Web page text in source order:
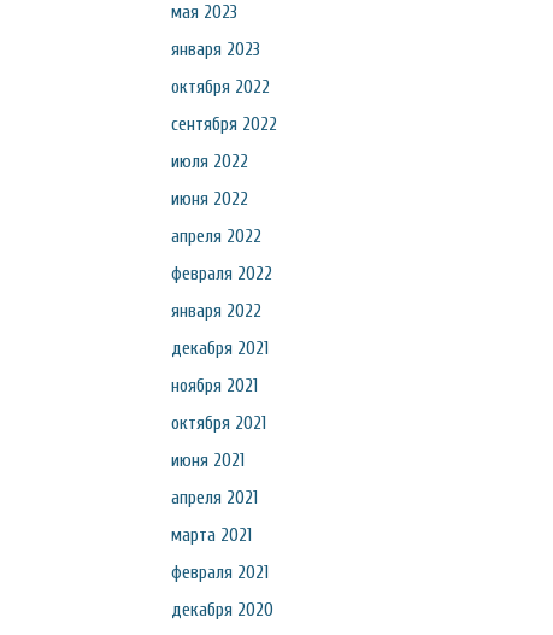
мая 2023
января 2023
октября 2022
сентября 2022
июля 2022
июня 2022
апреля 2022
февраля 2022
января 2022
декабря 2021
ноября 2021
октября 2021
июня 2021
апреля 2021
марта 2021
февраля 2021
декабря 2020